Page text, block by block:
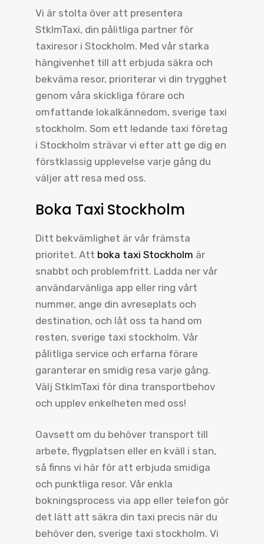
Vi är stolta över att presentera
StklmTaxi, din pålitliga partner för
taxiresor i Stockholm. Med vår starka
hängivenhet till att erbjuda säkra och
bekväma resor, prioriterar vi din trygghet
genom våra skickliga förare och
omfattande lokalkännedom, sverige taxi
stockholm. Som ett ledande taxi företag
i Stockholm strävar vi efter att ge dig en
förstklassig upplevelse varje gång du
väljer att resa med oss.
Boka Taxi Stockholm
Ditt bekvämlighet är vår främsta
prioritet. Att boka taxi Stockholm är
snabbt och problemfritt. Ladda ner vår
användarvänliga app eller ring vårt
nummer, ange din avreseplats och
destination, och låt oss ta hand om
resten, sverige taxi stockholm. Vår
pålitliga service och erfarna förare
garanterar en smidig resa varje gång.
Välj StklmTaxi för dina transportbehov
och upplev enkelheten med oss!
Oavsett om du behöver transport till
arbete, flygplatsen eller en kväll i stan,
så finns vi här för att erbjuda smidiga
och punktliga resor. Vår enkla
bokningsprocess via app eller telefon gör
det lätt att säkra din taxi precis när du
behöver den, sverige taxi stockholm. Vi